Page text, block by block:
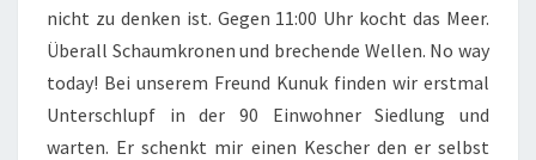
nicht zu denken ist. Gegen 11:00 Uhr kocht das Meer.
Überall Schaumkronen und brechende Wellen. No way
today! Bei unserem Freund Kunuk finden wir erstmal
Unterschlupf in der 90 Einwohner Siedlung und
warten. Er schenkt mir einen Kescher den er selbst